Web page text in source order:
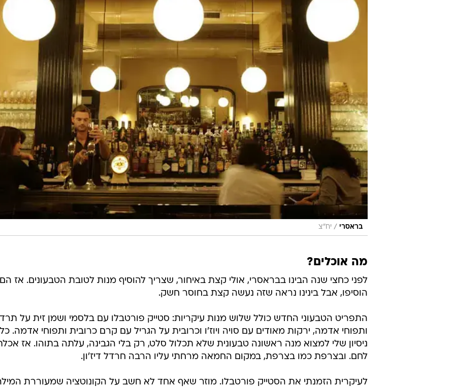
בראסרי / יח"צ
מה אוכלים?
לפני כחצי שנה הבינו בבראסרי, אולי קצת באיחור, שצריך להוסיף מנות לטובת הטבעונים. אז הם
הוסיפו, אבל בינינו נראה שזה נעשה קצת בחוסר חשק.
התפריט הטבעוני החדש כולל שלוש מנות עיקריות: סטייק פורטבלו עם בלסמי ושמן זית על תרד
ותפוחי אדמה, ירקות מאודים עם סויה ויוז'ו וכרובית על הגריל עם קרם כרובית ותפוחי אדמה. כל
ניסיון שלי למצוא מנה ראשונה טבעונית שלא תכלול סלט, רק בלי הגבינה, עלתה בתוהו. אז
לחם. ובצרפת כמו בצרפת, במקום החמאה מרחתי עליו הרבה חרדל דיז'ון.
לעיקרית הזמנתי את הסטייק פורטבלו. מוזר שאף אחד לא חשב על הקונוטציה שמעוררת